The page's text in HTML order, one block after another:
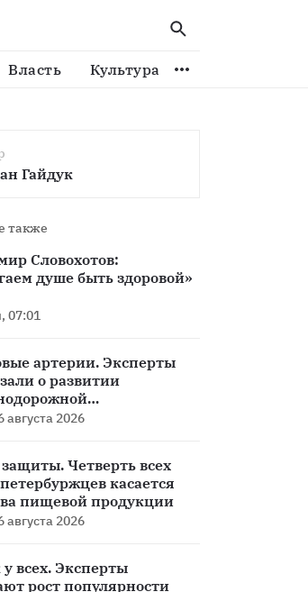
Власть Культура Спорт
Гайдук
также
Словохотов:
душе быть здоровой»
07:01
артерии. Эксперты
о развитии
Петербурга
августа 2026
Четверть всех
касается
пищевой продукции
августа 2026
всех. Эксперты
рост популярности